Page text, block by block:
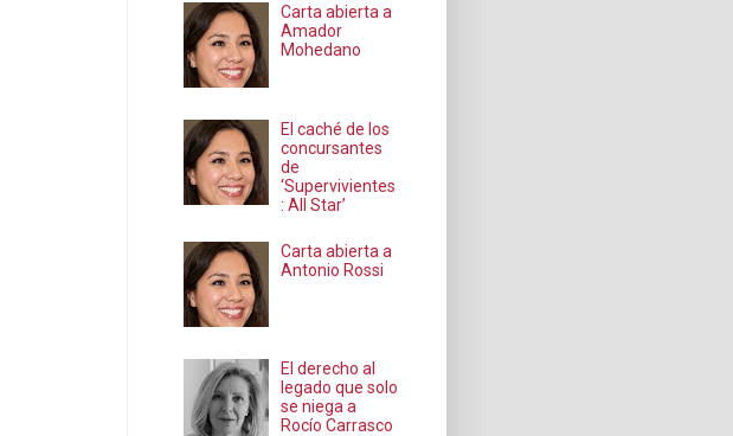
Carta abierta a
Amador
Mohedano
El caché de los
concursantes
de
‘Supervivientes
: All Star’
Carta abierta a
Antonio Rossi
El derecho al
legado que solo
se niega a
Rocío Carrasco